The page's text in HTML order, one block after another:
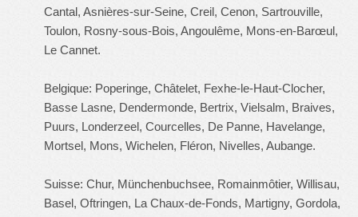
Cantal, Asnières-sur-Seine, Creil, Cenon, Sartrouville,
Toulon, Rosny-sous-Bois, Angoulême, Mons-en-Barœul,
Le Cannet.
Belgique: Poperinge, Châtelet, Fexhe-le-Haut-Clocher,
Basse Lasne, Dendermonde, Bertrix, Vielsalm, Braives,
Puurs, Londerzeel, Courcelles, De Panne, Havelange,
Mortsel, Mons, Wichelen, Fléron, Nivelles, Aubange.
Suisse: Chur, Münchenbuchsee, Romainmôtier, Willisau,
Basel, Oftringen, La Chaux-de-Fonds, Martigny, Gordola,